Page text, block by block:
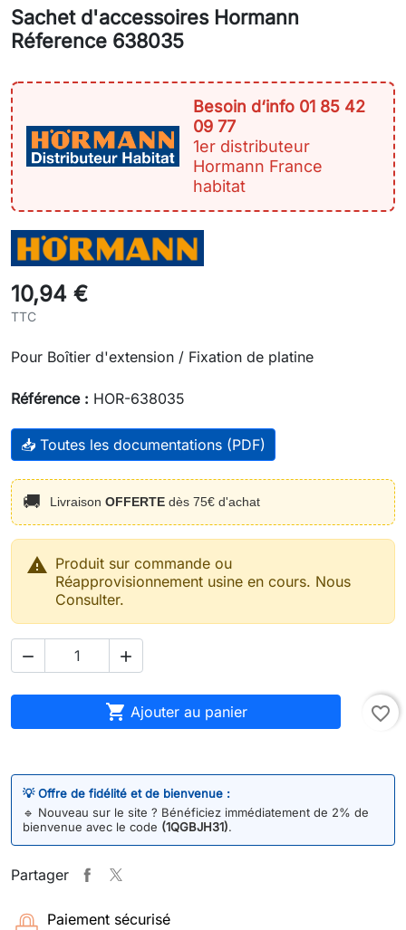
Sachet d'accessoires Hormann
Réference 638035
Besoin d‘info 01 85 42
09 77
1er distributeur
Hormann France
habitat
10,94 €
TTC
Pour Boîtier d'extension / Fixation de platine
Référence : HOR-638035
📥 Toutes les documentations (PDF)
🚚 Livraison OFFERTE dès 75€ d'achat
 Produit sur commande ou
Réapprovisionnement usine en cours. Nous
Consulter.
 
 Ajouter au panier favorite_border
💡 Offre de fidélité et de bienvenue :
🔹 Nouveau sur le site ? Bénéficiez immédiatement de 2% de
bienvenue avec le code (1QGBJH31).
Partager
Paiement sécurisé